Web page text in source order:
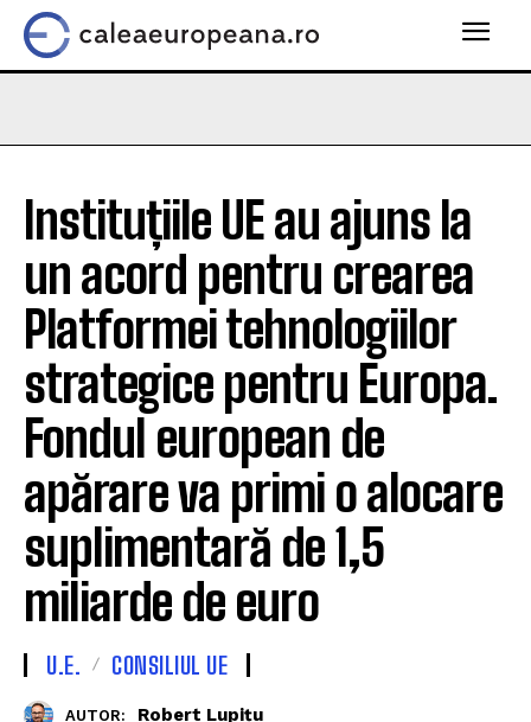
Instituțiile UE au ajuns la
un acord pentru crearea
Platformei tehnologiilor
strategice pentru Europa.
Fondul european de
apărare va primi o alocare
suplimentară de 1,5
miliarde de euro
U.E. CONSILIUL UE
AUTOR: Robert Lupițu